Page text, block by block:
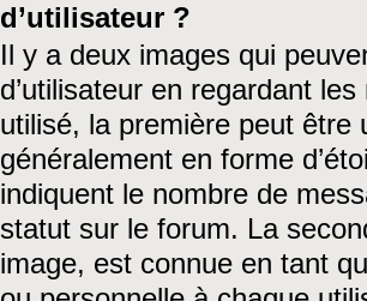
d’utilisateur ?
Il y a deux images qui
d’utilisateur en regardant
utilisé, la première peut être
généralement en forme
indiquent le nombre de
statut sur le forum. La
image, est connue en tant